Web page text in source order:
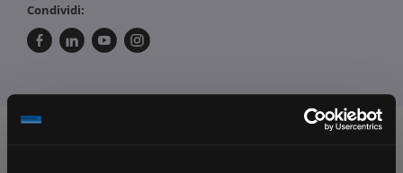
Condividi: